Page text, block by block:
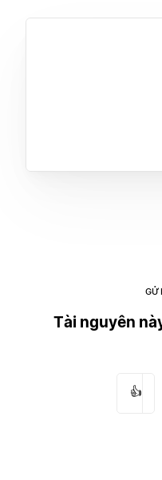
Tài nguyên
👍